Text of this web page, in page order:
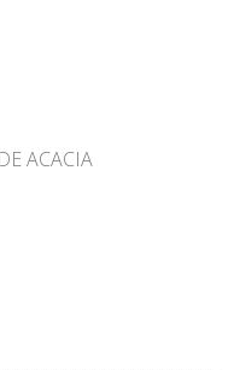
ACACIA